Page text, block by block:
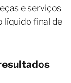
e serviços
líquido final de